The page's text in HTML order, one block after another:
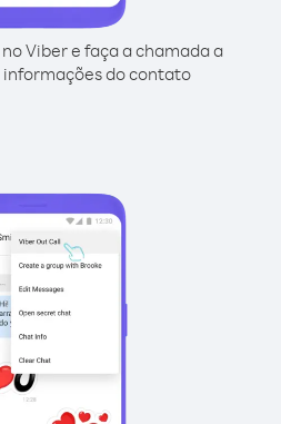
Viber e faça a chamada a
do contato